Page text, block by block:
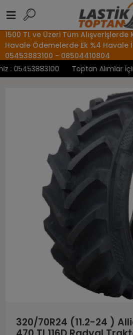
1500 TL ve Üzeri Tüm
Havale Ödemelerde Ek %4 Havale
05453883100 - 08504410804
05453883100
Toptan Alımlar
320/70R24 (11.2-24 )